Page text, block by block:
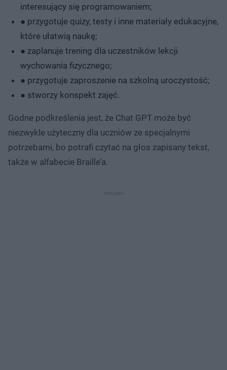
interesujący się programowaniem;
● przygotuje quizy, testy i inne materiały edukacyjne,
które ułatwią naukę;
● zaplanuje trening dla uczestników lekcji
wychowania fizycznego;
● przygotuje zaproszenie na szkolną uroczystość;
● stworzy konspekt zajęć.
Godne podkreślenia jest, że Chat GPT może być
niezwykle użyteczny dla uczniów ze specjalnymi
potrzebami, bo potrafi czytać na głos zapisany tekst,
także w alfabecie Braille’a.